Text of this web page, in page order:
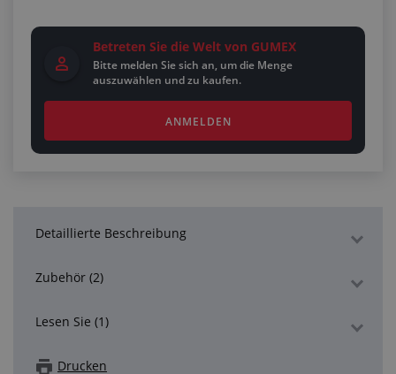
Betreten Sie die Welt von GUMEX
Bitte melden Sie sich an, um die Menge
auszuwählen und zu kaufen.
ANMELDEN
Detaillierte Beschreibung
Zubehör (2)
Lesen Sie (1)
Drucken